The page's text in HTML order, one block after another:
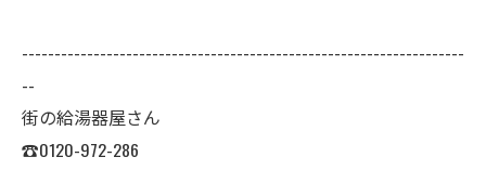
--------------------------------------------------------------------
--
街の給湯器屋さん
☎0120-972-286